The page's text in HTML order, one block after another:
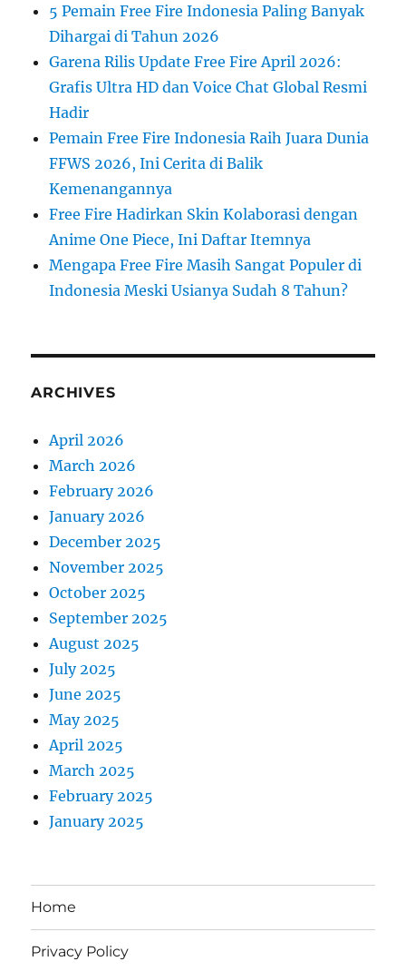
5 Pemain Free Fire Indonesia Paling Banyak
Dihargai di Tahun 2026
Garena Rilis Update Free Fire April 2026:
Grafis Ultra HD dan Voice Chat Global Resmi
Hadir
Pemain Free Fire Indonesia Raih Juara Dunia
FFWS 2026, Ini Cerita di Balik
Kemenangannya
Free Fire Hadirkan Skin Kolaborasi dengan
Anime One Piece, Ini Daftar Itemnya
Mengapa Free Fire Masih Sangat Populer di
Indonesia Meski Usianya Sudah 8 Tahun?
ARCHIVES
April 2026
March 2026
February 2026
January 2026
December 2025
November 2025
October 2025
September 2025
August 2025
July 2025
June 2025
May 2025
April 2025
March 2025
February 2025
January 2025
Home
Privacy Policy